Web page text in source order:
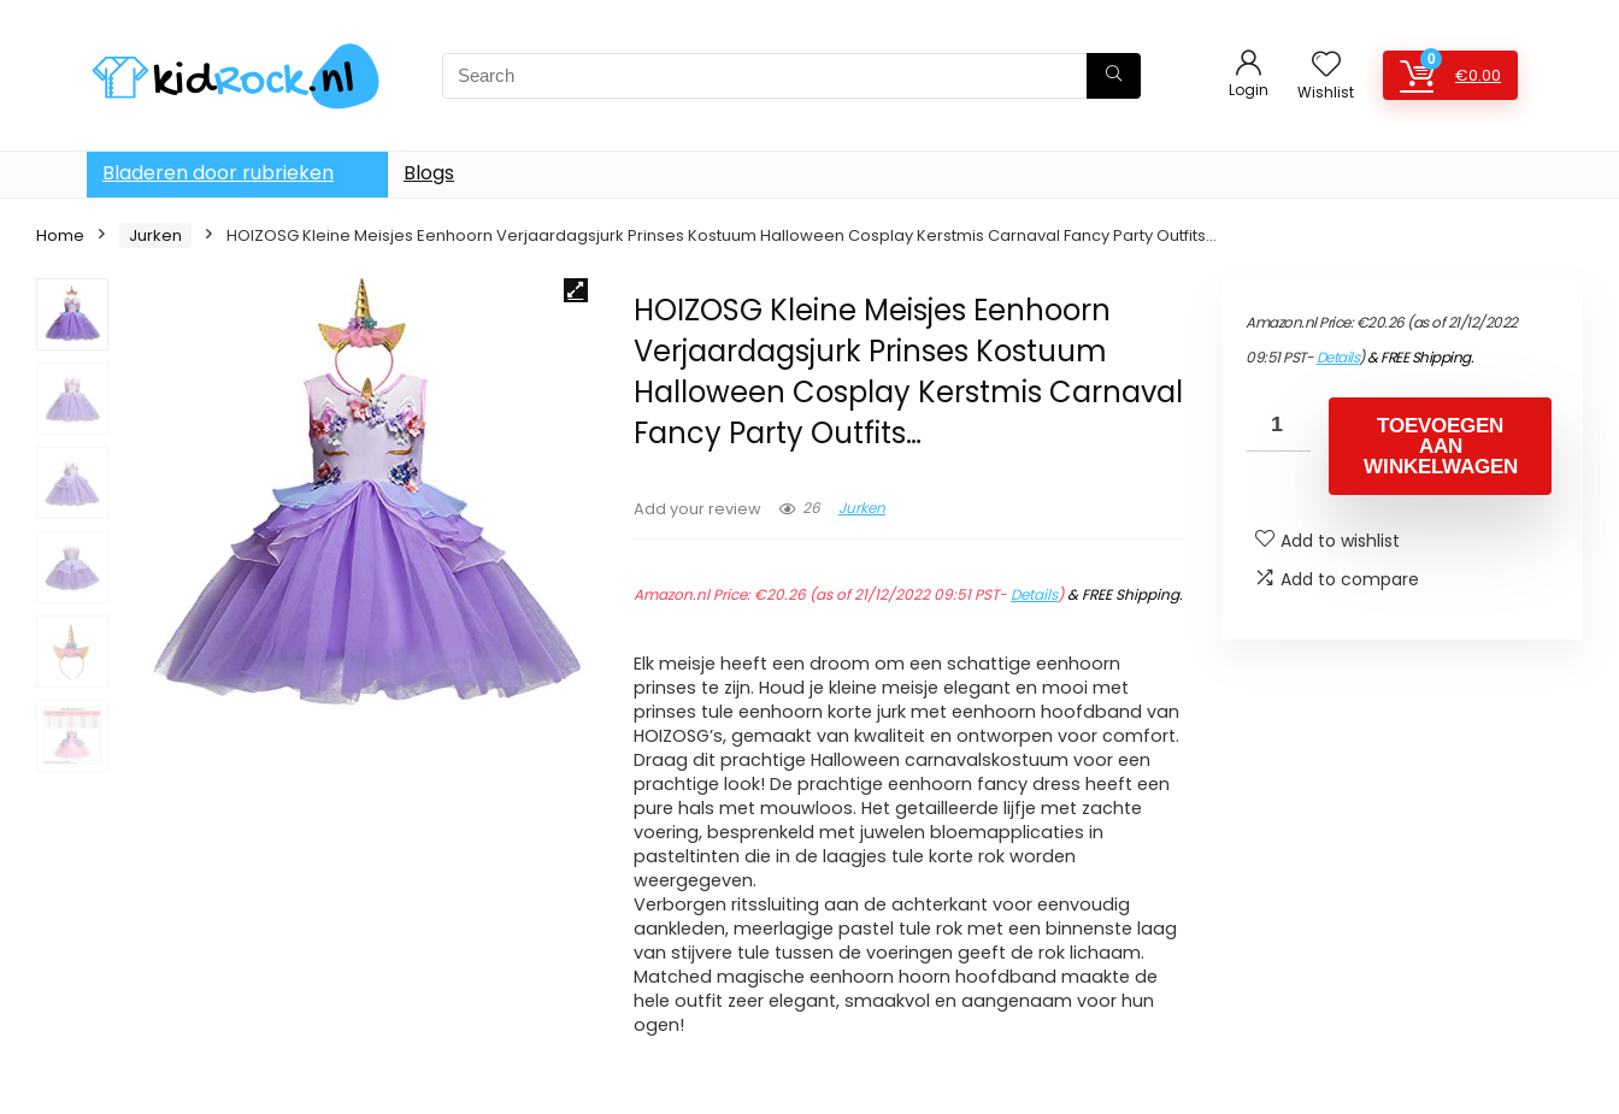
Login Wishlist
0
€0.00
Bladeren door rubrieken Blogs
Home Jurken HOIZOSG Kleine Meisjes Eenhoorn Verjaardagsjurk Prinses Kostuum Halloween Cosplay Kerstmis Carnaval Fancy Party Outfits…
HOIZOSG Kleine Meisjes Eenhoorn
Verjaardagsjurk Prinses Kostuum
Halloween Cosplay Kerstmis Carnaval
Fancy Party Outfits…
Add your review 26 Jurken
Amazon.nl Price:€20.26(as of 21/12/2022 09:51 PST- Details)&FREE Shipping.
Elk meisje heeft een droom om een schattige eenhoorn
prinses te zijn. Houd je kleine meisje elegant en mooi met
prinses tule eenhoorn korte jurk met eenhoorn hoofdband van
HOIZOSG’s, gemaakt van kwaliteit en ontworpen voor comfort.
Draag dit prachtige Halloween carnavalskostuum voor een
prachtige look! De prachtige eenhoorn fancy dress heeft een
pure hals met mouwloos. Het getailleerde lijfje met zachte
voering, besprenkeld met juwelen bloemapplicaties in
pasteltinten die in de laagjes tule korte rok worden
weergegeven.
Verborgen ritssluiting aan de achterkant voor eenvoudig
aankleden, meerlagige pastel tule rok met een binnenste laag
van stijvere tule tussen de voeringen geeft de rok lichaam.
Matched magische eenhoorn hoorn hoofdband maakte de
hele outfit zeer elegant, smaakvol en aangenaam voor hun
ogen!
Amazon.nl Price:€20.26(as of 21/12/2022
09:51 PST-Details)&FREE Shipping.
TOEVOEGEN
AAN
WINKELWAGEN
Add to wishlist
Add to compare